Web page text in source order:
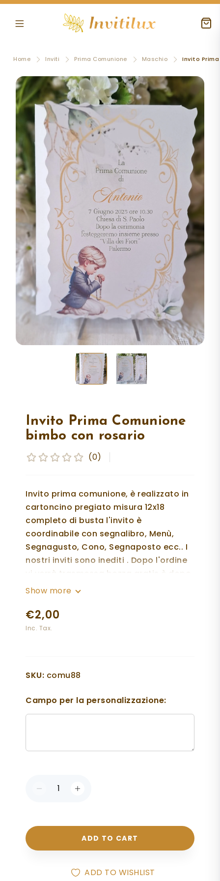
Home Inviti Prima Comunione Maschio Invito
Invito Prima Comunione
bimbo con rosario
(0)
Invito prima comunione, è realizzato in
cartoncino pregiato misura 12x18
completo di busta l'invito è
coordinabile con segnalibro, Menù,
Segnagusto, Cono, Segnaposto ecc.. I
nostri inviti sono inediti . Dopo l'ordine
vi verrà trasmessa bozza gratis è dopo
l'approvazione andrà in stampa. La
tracciabile. per qualsiasi chiarimento
non esitate a contattarmi tramite wp al
Show more
€2,00
Inc. Tax.
SKU: comu88
Campo per la personalizzazione:
ADD TO CART
ADD TO WISHLIST